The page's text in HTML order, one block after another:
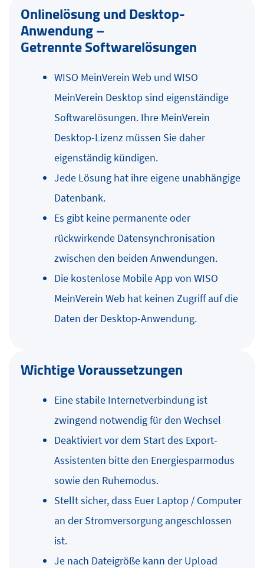
Onlinelösung und Desktop-
Anwendung –
Getrennte Softwarelösungen
WISO MeinVerein Web und WISO
MeinVerein Desktop sind eigenständige
Softwarelösungen. Ihre MeinVerein
Desktop-Lizenz müssen Sie daher
eigenständig kündigen.
Jede Lösung hat ihre eigene unabhängige
Datenbank.
Es gibt keine permanente oder
rückwirkende Datensynchronisation
zwischen den beiden Anwendungen.
Die kostenlose Mobile App von WISO
MeinVerein Web hat keinen Zugriff auf die
Daten der Desktop-Anwendung.
Wichtige Voraussetzungen
Eine stabile Internetverbindung ist
zwingend notwendig für den Wechsel
Deaktiviert vor dem Start des Export-
Assistenten bitte den Energiesparmodus
sowie den Ruhemodus.
Stellt sicher, dass Euer Laptop / Computer
an der Stromversorgung angeschlossen
ist.
Je nach Dateigröße kann der Upload